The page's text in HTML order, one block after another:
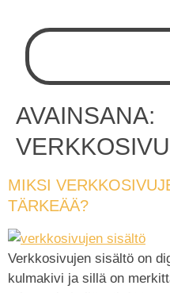
AVAINSANA:
MIKSI
TÄRKEÄÄ?
Verkkosivujen sisältö on
kulmakivi ja sillä on